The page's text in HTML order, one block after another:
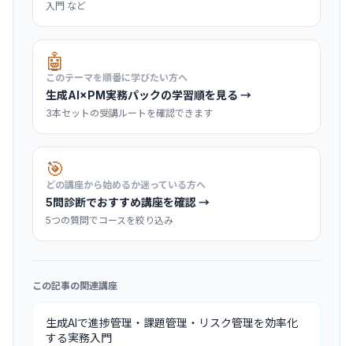
入門 など
🤖
このテーマを順番に学びたい方へ
生成AI×PM実務パックの学習順を見る →
3本セットの受講ルートを確認できます
🎯
どの講座から始めるか迷っている方へ
5問診断でおすすめ講座を確認 →
5つの質問でコースを絞り込み
この記事の関連講座
生成AIで進捗管理・課題管理・リスク管理を効率化
する実務入門